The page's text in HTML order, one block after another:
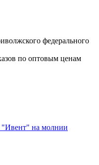
федерального
по оптовым ценам